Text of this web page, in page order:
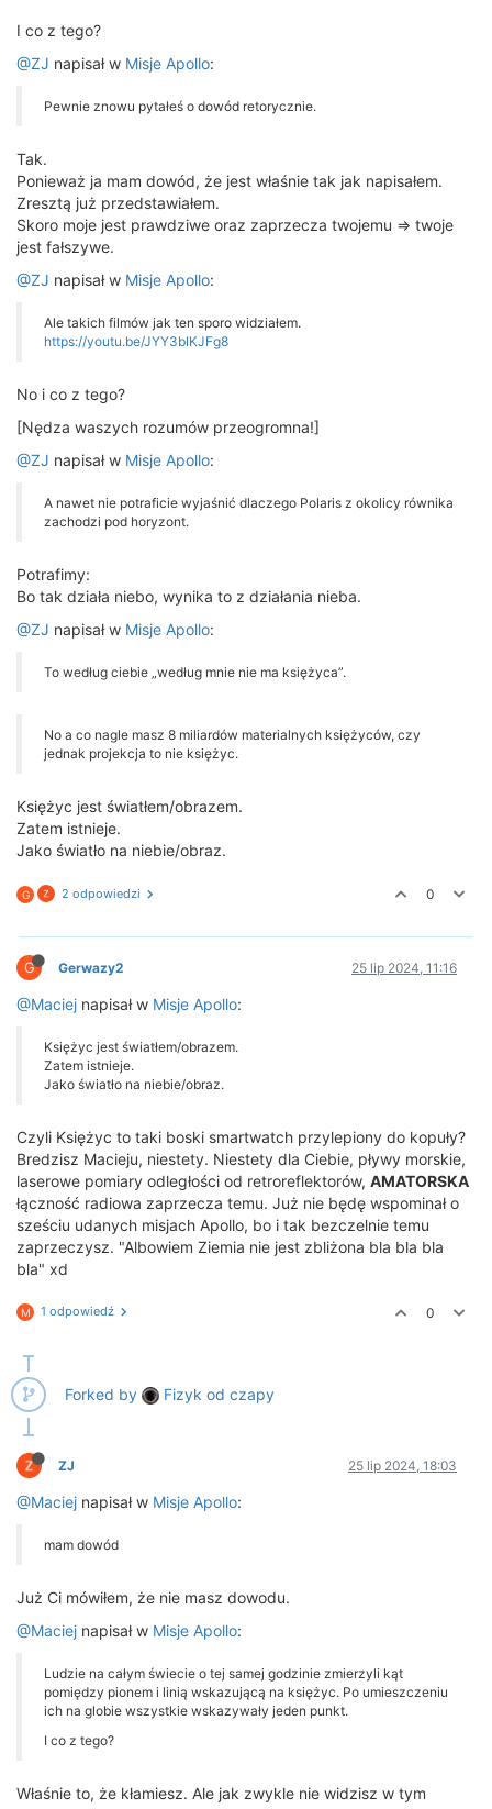
I co z tego?
@ZJ napisał w Misje Apollo:
Pewnie znowu pytałeś o dowód retorycznie.
Tak.
Ponieważ ja mam dowód, że jest właśnie tak jak napisałem.
Zresztą już przedstawiałem.
Skoro moje jest prawdziwe oraz zaprzecza twojemu => twoje
jest fałszywe.
@ZJ napisał w Misje Apollo:
Ale takich filmów jak ten sporo widziałem.
https://youtu.be/JYY3bIKJFg8
No i co z tego?
[Nędza waszych rozumów przeogromna!]
@ZJ napisał w Misje Apollo:
A nawet nie potraficie wyjaśnić dlaczego Polaris z okolicy równika
zachodzi pod horyzont.
Potrafimy:
Bo tak działa niebo, wynika to z działania nieba.
@ZJ napisał w Misje Apollo:
To według ciebie „według mnie nie ma księżyca”.
No a co nagle masz 8 miliardów materialnych księżyców, czy
jednak projekcja to nie księżyc.
Księżyc jest światłem/obrazem.
Zatem istnieje.
Jako światło na niebie/obraz.
G 2 odpowiedzi 0
G Gerwazy2 25 lip 2024, 11:16
@Maciej napisał w Misje Apollo:
Księżyc jest światłem/obrazem.
Zatem istnieje.
Jako światło na niebie/obraz.
Czyli Księżyc to taki boski smartwatch przylepiony do kopuły?
Bredzisz Macieju, niestety. Niestety dla Ciebie, pływy morskie,
laserowe pomiary odległości od retroreflektorów, AMATORSKA
łączność radiowa zaprzecza temu. Już nie będę wspominał o
sześciu udanych misjach Apollo, bo i tak bezczelnie temu
zaprzeczysz. "Albowiem Ziemia nie jest zbliżona bla bla bla
bla" xd
M 1 odpowiedź 0
Forked by Fizyk od czapy
ZJ 25 lip 2024, 18:03
@Maciej napisał w Misje Apollo:
mam dowód
Już Ci mówiłem, że nie masz dowodu.
@Maciej napisał w Misje Apollo:
Ludzie na całym świecie o tej samej godzinie zmierzyli kąt
pomiędzy pionem i linią wskazującą na księżyc. Po umieszczeniu
ich na globie wszystkie wskazywały jeden punkt.
I co z tego?
Właśnie to, że kłamiesz. Ale jak zwykle nie widzisz w tym